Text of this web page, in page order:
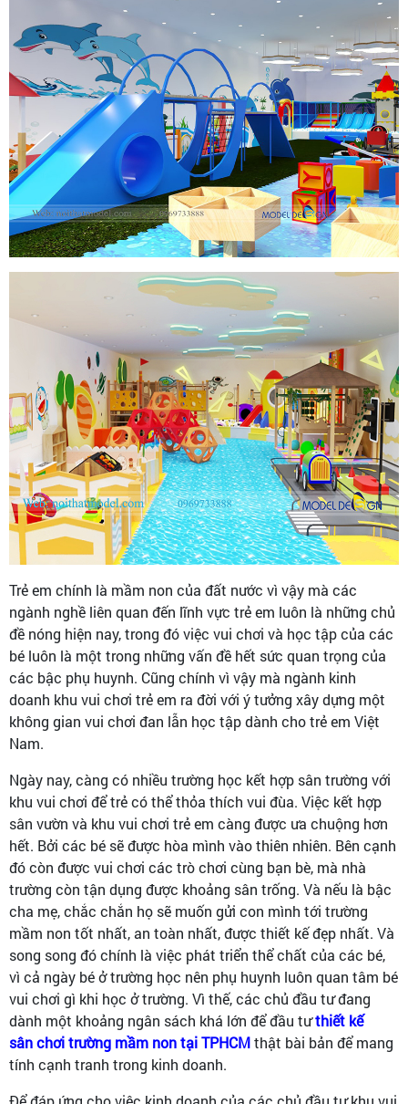
Trẻ em chính là mầm non của đất nước vì vậy mà các
ngành nghề liên quan đến lĩnh vực trẻ em luôn là những chủ
đề nóng hiện nay, trong đó việc vui chơi và học tập của các
bé luôn là một trong những vấn đề hết sức quan trọng của
các bậc phụ huynh. Cũng chính vì vậy mà ngành kinh
doanh khu vui chơi trẻ em ra đời với ý tưởng xây dựng một
không gian vui chơi đan lẫn học tập dành cho trẻ em Việt
Nam.
Ngày nay, càng có nhiều trường học kết hợp sân trường với
khu vui chơi để trẻ có thể thỏa thích vui đùa. Việc kết hợp
sân vườn và khu vui chơi trẻ em càng được ưa chuộng hơn
hết. Bởi các bé sẽ được hòa mình vào thiên nhiên. Bên cạnh
đó còn được vui chơi các trò chơi cùng bạn bè, mà nhà
trường còn tận dụng được khoảng sân trống. Và nếu là bậc
cha mẹ, chắc chắn họ sẽ muốn gửi con mình tới trường
mầm non tốt nhất, an toàn nhất, được thiết kế đẹp nhất. Và
song song đó chính là việc phát triển thể chất của các bé,
vì cả ngày bé ở trường học nên phụ huynh luôn quan tâm bé
vui chơi gì khi học ở trường. Vì thế, các chủ đầu tư đang
dành một khoảng ngân sách khá lớn để đầu tưthiết kế
sân chơi trường mầm non tại TPHCMthật bài bản để mang
tính cạnh tranh trong kinh doanh.